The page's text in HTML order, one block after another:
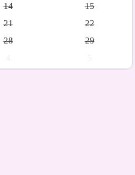
14
15
21
22
28
29